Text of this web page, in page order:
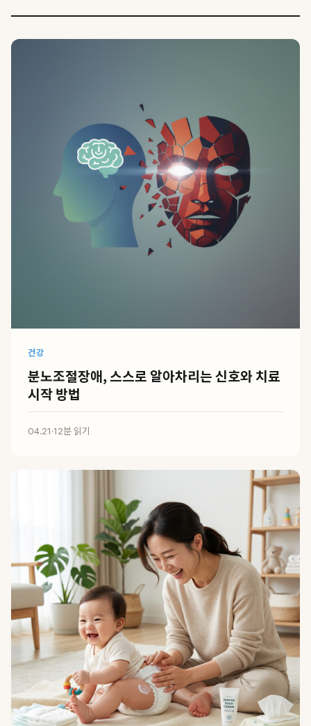
건강
분노조절장애, 스스로 알아차리는 신호와 치료
시작 방법
04.21·12분 읽기